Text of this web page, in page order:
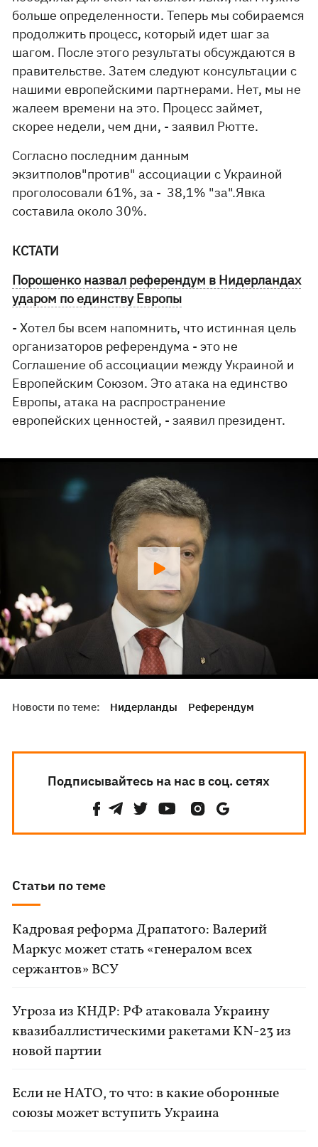
больше определенности. Теперь мы собираемся
продолжить процесс, который идет шаг за
шагом. После этого результаты обсуждаются в
правительстве. Затем следуют консультации с
нашими европейскими партнерами. Нет, мы не
жалеем времени на это. Процесс займет,
скорее недели, чем дни, - заявил Рютте.
Согласно последним данным
экзитполов"против" ассоциации с Украиной
проголосовали 61%, за - 38,1% "за".Явка
составила около 30%.
КСТАТИ
Порошенко назвал референдум в Нидерландах
ударом по единству Европы
- Хотел бы всем напомнить, что истинная цель
организаторов референдума - это не
Соглашение об ассоциации между Украиной и
Европейским Союзом. Это атака на единство
Европы, атака на распространение
европейских ценностей, - заявил президент.
Новости по теме: Нидерланды Референдум
Подписывайтесь на нас в соц. сетях
Статьи по теме
Кадровая реформа Драпатого: Валерий
Маркус может стать «генералом всех
сержантов» ВСУ
Угроза из КНДР: РФ атаковала Украину
квазибаллистическими ракетами KN-23 из
новой партии
Если не НАТО, то что: в какие оборонные
союзы может вступить Украина